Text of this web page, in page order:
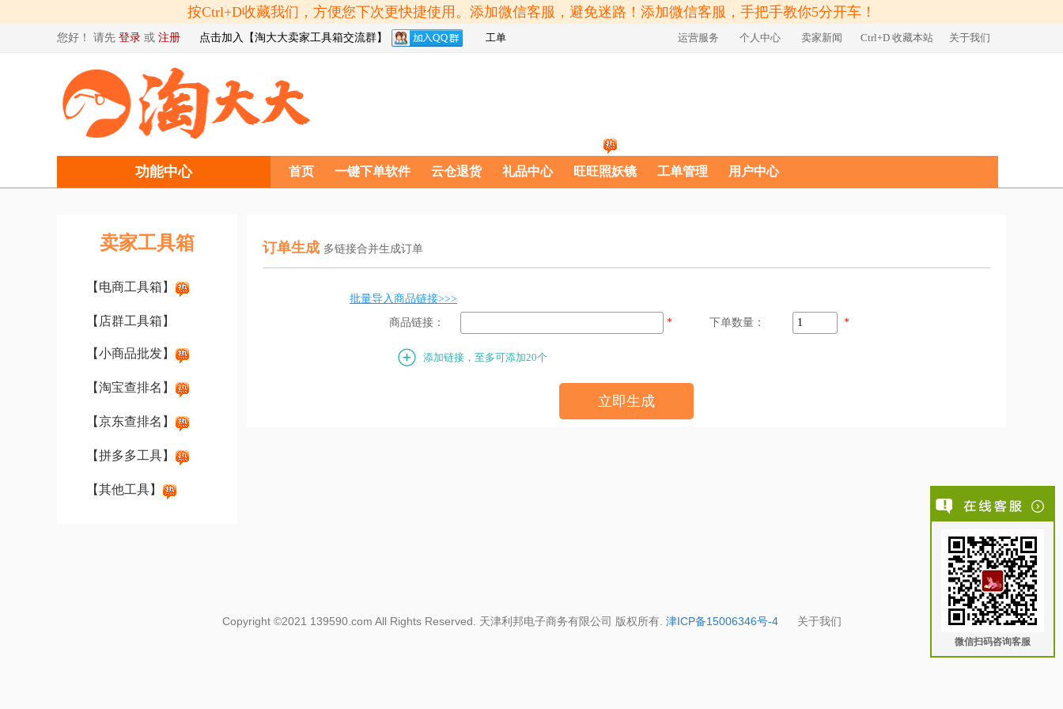
按Ctrl+D收藏我们，方便您下次更快捷使用。添加微信客服，避免迷路！添加微信客服，手把手教你5分开车！
您好！ 请先 登录 或 注册 点击加入【淘大大卖家工具箱交流群】 工单 运营服务 个人中心 卖家新闻 Ctrl+D 收藏本站 关于我们
功能中心 首页 一键下单软件 云仓退货 礼品中心 旺旺照妖镜 工单管理 用户中心
卖家工具箱
【电商工具箱】
【店群工具箱】
【小商品批发】
【淘宝查排名】
【京东查排名】
【拼多多工具】
【其他工具】
订单生成 多链接合并生成订单
批量导入商品链接>>>
商品链接 ： * 下单数量： *
添加链接 ，至多可添加20个
立即生成
微信扫码咨询客服
Copyright ©2021 139590.com All Rights Reserved. 天津利邦电子商务有限公司 版权所有. 津ICP备15006346号-4 关于我们